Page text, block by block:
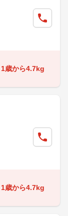
歳から4.7kg
歳から4.7kg